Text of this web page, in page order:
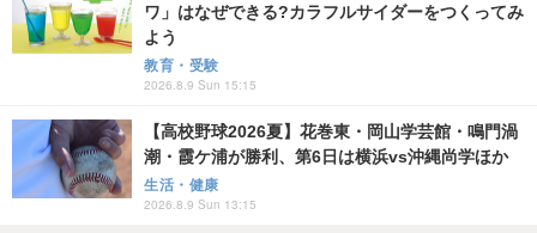
ワ」はなぜできる?カラフルサイダーをつくってみ
よう
教育・受験
2026.8.9 Sun 15:15
【高校野球2026夏】花巻東・岡山学芸館・鳴門渦
潮・霞ケ浦が勝利、第6日は横浜vs沖縄尚学ほか
生活・健康
2026.8.9 Sun 13:15